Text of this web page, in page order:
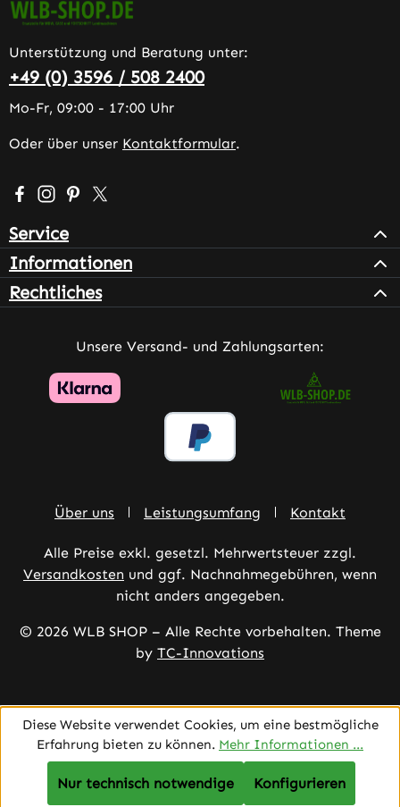
Unterstützung und Beratung unter:
+49 (0) 3596 / 508 2400
Mo-Fr, 09:00 - 17:00 Uhr
Oder über unser Kontaktformular.
Besuche uns auf Facebook – öffnet in neuem Tab
Schau auf Instagram vorbei – öffnet in neuem Tab
Lass dich auf Pinterest inspirieren – öffnet in
Folge uns auf X – öffnet in neuem Tab
Service
Informationen
Rechtliches
Unsere Versand- und Zahlungsarten:
Über uns Leistungsumfang Kontakt
Alle Preise exkl. gesetzl. Mehrwertsteuer zzgl.
Versandkosten und ggf. Nachnahmegebühren, wenn
nicht anders angegeben.
© 2026 WLB SHOP – Alle Rechte vorbehalten. Theme
by TC-Innovations
Diese Website verwendet Cookies, um eine bestmögliche
Erfahrung bieten zu können. Mehr Informationen ...
Nur technisch notwendige Konfigurieren